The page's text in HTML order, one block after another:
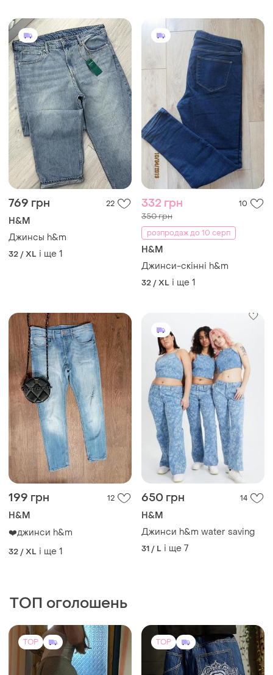
769 грн 22
H&M
Джинсы h&m
32 / XL і ще 1
332 грн 10
350 грн
розпродаж до 10 серп
H&M
Джинси-скінні h&m
32 / XL і ще 1
199 грн 12
H&M
❤️джинси h&m
32 / XL і ще 1
650 грн 14
H&M
Джинси h&m water saving
31 / L і ще 7
ТОП оголошень
TOP TOP